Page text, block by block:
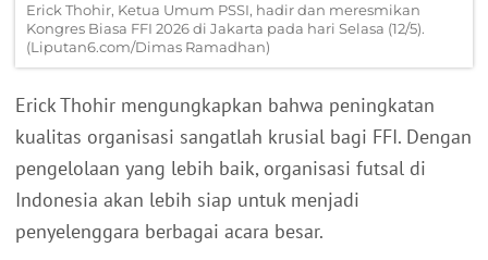
Erick Thohir, Ketua Umum PSSI, hadir dan meresmikan
Kongres Biasa FFI 2026 di Jakarta pada hari Selasa (12/5).
(Liputan6.com/Dimas Ramadhan)
Erick Thohir mengungkapkan bahwa peningkatan
kualitas organisasi sangatlah krusial bagi FFI. Dengan
pengelolaan yang lebih baik, organisasi futsal di
Indonesia akan lebih siap untuk menjadi
penyelenggara berbagai acara besar.